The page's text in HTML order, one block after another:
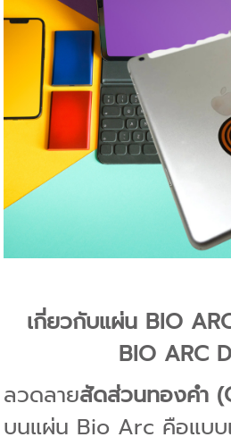
เกี่ยวกับแผ่น BIO
BIO ARC
ลวดลายสัดส่วนทองคำ
บนแผ่น Bio Arc คือแบ